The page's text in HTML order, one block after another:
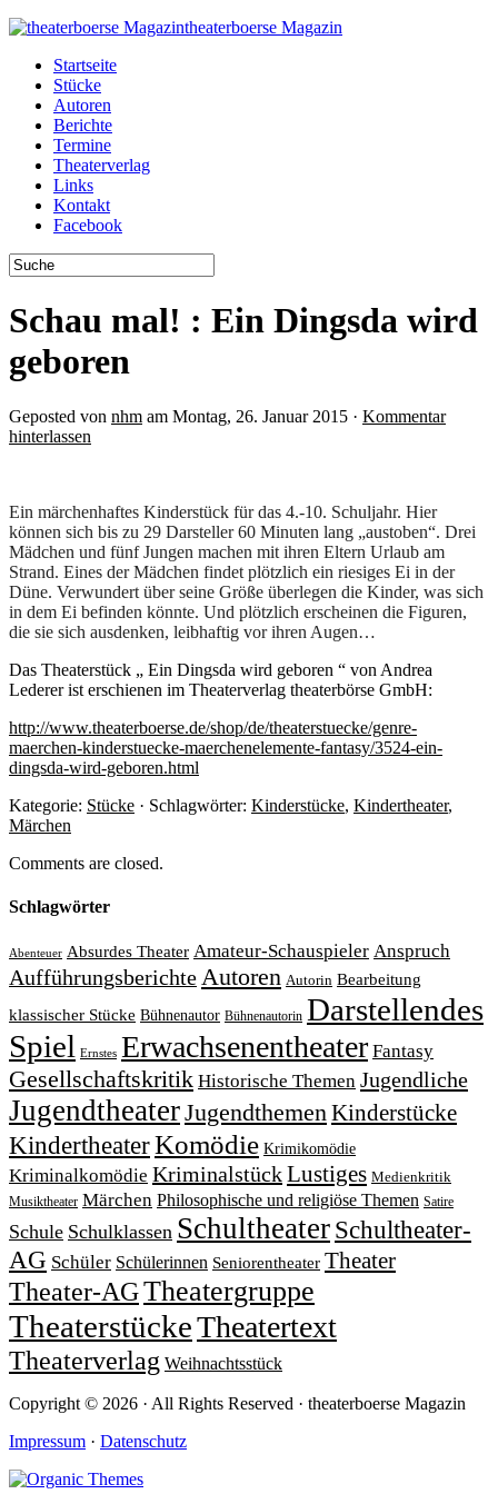
theaterboerse Magazin
Startseite
Stücke
Autoren
Berichte
Termine
Theaterverlag
Links
Kontakt
Facebook
Schau mal! : Ein Dingsda wird
geboren
Geposted von nhm am Montag, 26. Januar 2015 · Kommentar
hinterlassen
Ein märchenhaftes Kinderstück für das 4.-10. Schuljahr. Hier
können sich bis zu 29 Darsteller 60 Minuten lang „austoben“. Drei
Mädchen und fünf Jungen machen mit ihren Eltern Urlaub am
Strand. Eines der Mädchen findet plötzlich ein riesiges Ei in der
Düne. Verwundert über seine Größe überlegen die Kinder, was sich
in dem Ei befinden könnte. Und plötzlich erscheinen die Figuren,
die sie sich ausdenken, leibhaftig vor ihren Augen…
Das Theaterstück „ Ein Dingsda wird geboren “ von Andrea
Lederer ist erschienen im Theaterverlag theaterbörse GmbH:
http://www.theaterboerse.de/shop/de/theaterstuecke/genre-
maerchen-kinderstuecke-maerchenelemente-fantasy/3524-ein-
dingsda-wird-geboren.html
Kategorie: Stücke · Schlagwörter: Kinderstücke, Kindertheater,
Märchen
Comments are closed.
Schlagwörter
Abenteuer Absurdes Theater Amateur-Schauspieler Anspruch
AufführungsberichteAutoren Autorin Bearbeitung
klassischer Stücke Bühnenautor Bühnenautorin Darstellendes
Spiel Ernstes Erwachsenentheater Fantasy
Gesellschaftskritik Historische Themen Jugendliche
JugendtheaterJugendthemenKinderstücke
KindertheaterKomödie Krimikomödie
Kriminalkomödie KriminalstückLustiges Medienkritik
Musiktheater Märchen Philosophische und religiöse Themen Satire
Schule Schulklassen Schultheater Schultheater-
AG Schüler Schülerinnen Seniorentheater Theater
Theater-AGTheatergruppe
TheaterstückeTheatertext
Theaterverlag Weihnachtsstück
Copyright © 2026 · All Rights Reserved · theaterboerse Magazin
Impressum · Datenschutz